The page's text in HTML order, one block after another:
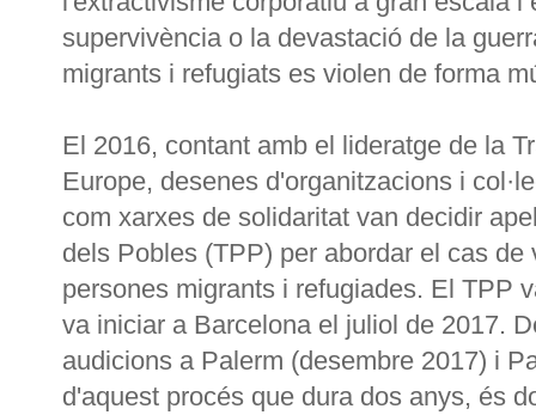
supervivència o la devastació de la
migrants i refugiats es violen de forma
El 2016, contant amb el lideratge de la
Europe, desenes d'organitzacions i
com xarxes de solidaritat van decidir
dels Pobles (TPP) per abordar el cas
persones migrants i refugiades. El TPP
va iniciar a Barcelona el juliol de 2017.
audicions a Palerm (desembre 2017) i
d'aquest procés que dura dos anys, és